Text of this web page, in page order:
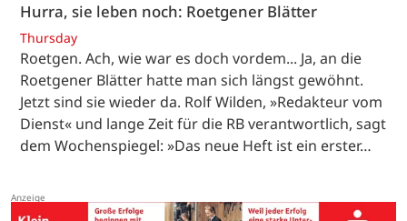
Hurra, sie leben noch: Roetgener Blätter
Thursday
Roetgen. Ach, wie war es doch vordem... Ja, an die
Roetgener Blätter hatte man sich längst gewöhnt.
Jetzt sind sie wieder da. Rolf Wilden, »Redakteur vom
Dienst« und lange Zeit für die RB verantwortlich, sagt
dem Wochenspiegel: »Das neue Heft ist ein erster…